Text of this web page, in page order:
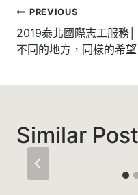
文
章
導
覽
PREVIOUS
2019泰北國際志工服務│
不同的地方，同樣的希望
Similar